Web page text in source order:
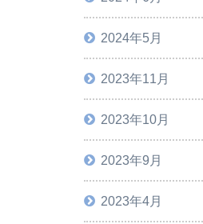
2024年5月
2023年11月
2023年10月
2023年9月
2023年4月